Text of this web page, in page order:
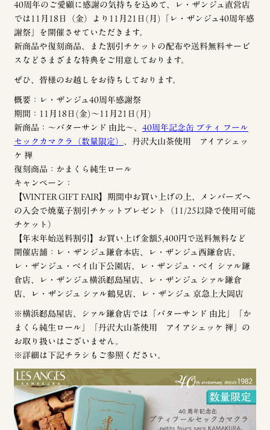
40周年のご愛顧に感謝の気持ちを込めて、レ・ザンジュ直営店
では11月18日（金）より11月21日(月)「レ・ザンジュ40周年感
謝祭」を開催させていただきます。
新商品や復刻商品、また割引チケットの配布や送料無料サービ
スなどさまざまな特典をご用意しております。
ぜひ、皆様のお越しをお待ちしております。
概要：レ・ザンジュ40周年感謝祭
期間：11月18日(金)〜11月21日(月)
新商品：〜バターサンド 由比〜、 40周年記念缶 プティ フール
セックカマクラ（数量限定） 、丹沢大山茶使用 アイアシェッ
ケ 禅
復刻商品：かまくら純生ロール
キャンペーン：
【WINTER GIFT FAIR】期間中お買い上げの上、メンバーズへ
の入会で焼菓子割引チケットプレゼント（11/25以降で使用可能
チケット）
【年末年始送料割引】お買い上げ金額5,400円で送料無料など
開催店舗：レ・ザンジュ鎌倉本店、レ・ザンジュ西鎌倉店、
レ・ザンジュ・ベイ山下公園店、レ・ザンジュ・ベイ シァル鎌
倉店、レ・ザンジュ横浜郄島屋店、レ・ザンジュ シァル鎌倉
店、レ・ザンジュ シァル鶴見店、レ・ザンジュ 京急上大岡店
※横浜郄島屋店、シァル鎌倉店では「バターサンド 由比」「か
まくら純生ロール」「丹沢大山茶使用 アイアシェッケ 禅」の
お取り扱いはございません。
※詳細は下記チラシもご参照ください。